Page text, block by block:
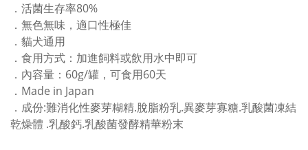
． 活菌生存率80%
． 無色無味，適口性極佳
． 貓犬通用
． 食用方式：加進飼料或飲用水中即可
． 內容量：60g/罐，可食用60天
． Made in Japan
． 成份:難消化性麥芽糊精.脫脂粉乳.異麥芽寡糖.乳酸菌凍結
乾燥體 .乳酸鈣.乳酸菌發酵精華粉末